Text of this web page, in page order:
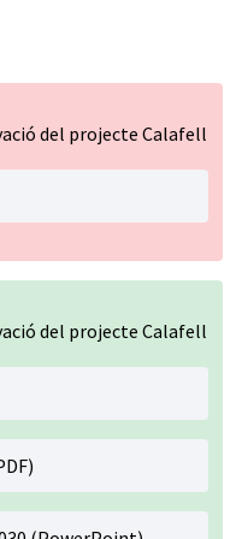
del projecte Calafell
del projecte Calafell